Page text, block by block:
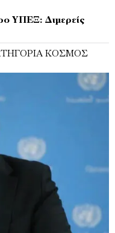
ΥΠΕΞ: Διμερείς
ΚΌΣΜΟΣ